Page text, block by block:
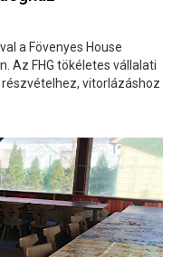
a Fövenyes House
Az FHG tökéletes vállalati
vitorlázáshoz